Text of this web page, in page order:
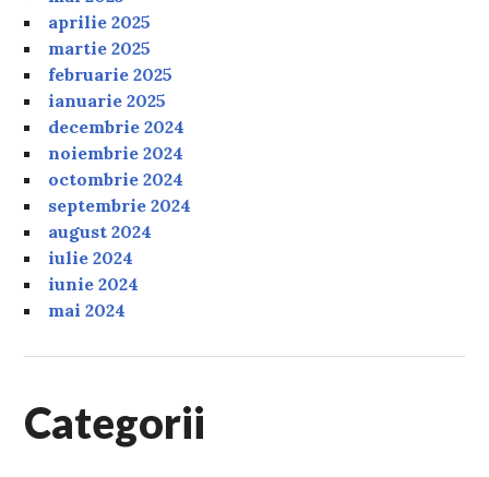
aprilie 2025
martie 2025
februarie 2025
ianuarie 2025
decembrie 2024
noiembrie 2024
octombrie 2024
septembrie 2024
august 2024
iulie 2024
iunie 2024
mai 2024
Categorii